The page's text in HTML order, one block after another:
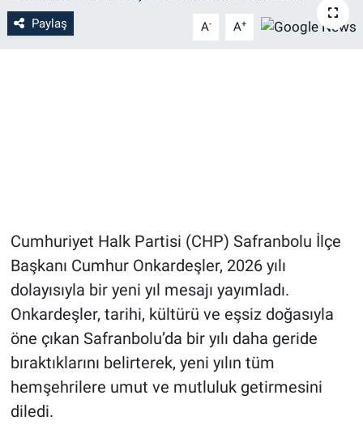
Paylaş A- A+
Cumhuriyet Halk Partisi (CHP) Safranbolu İlçe
Başkanı Cumhur Onkardeşler, 2026 yılı
dolayısıyla bir yeni yıl mesajı yayımladı.
Onkardeşler, tarihi, kültürü ve eşsiz doğasıyla
öne çıkan Safranbolu’da bir yılı daha geride
bıraktıklarını belirterek, yeni yılın tüm
hemşehrilere umut ve mutluluk getirmesini
diledi.